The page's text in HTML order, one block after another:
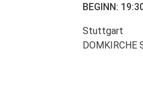
BEGINN:
Stuttgart
DOMKIRCHE